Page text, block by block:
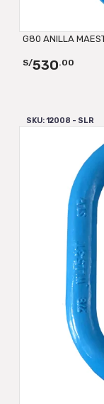
G80 ANILLA
S/530.00
SKU: 12008 - SLR